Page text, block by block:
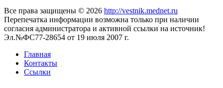
Все права защищены © 2026 http://vestnik.mednet.ru
Перепечатка информации возможна только при наличии
согласия администратора и активной ссылки на источник!
Эл.№ФС77-28654 от 19 июля 2007 г.
Главная
Контакты
Ссылки